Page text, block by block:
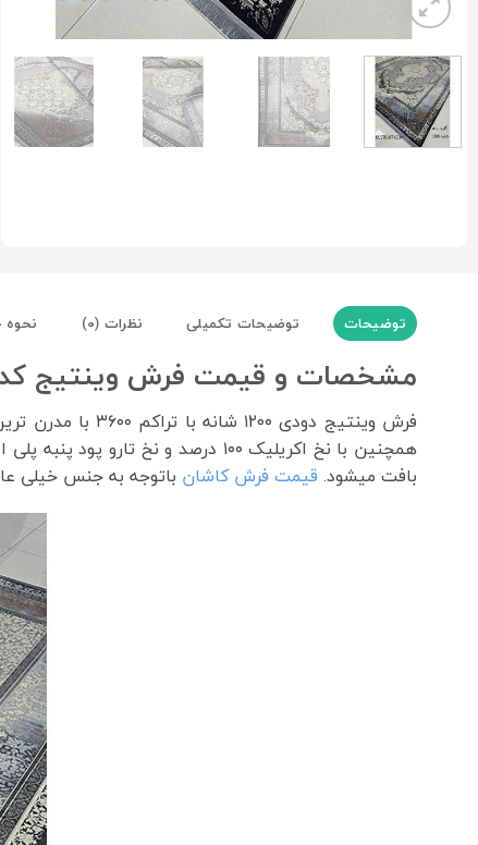
توضیحات توضیحات تکمیلی نظرات (0)
مشخصات و قیمت فرش وینتیج کد 4116 ۱۲۰۰ شانه
فرش وینتیج
بافت میشود. قیمت فرش کاشان باتوجه به جنس خیلی